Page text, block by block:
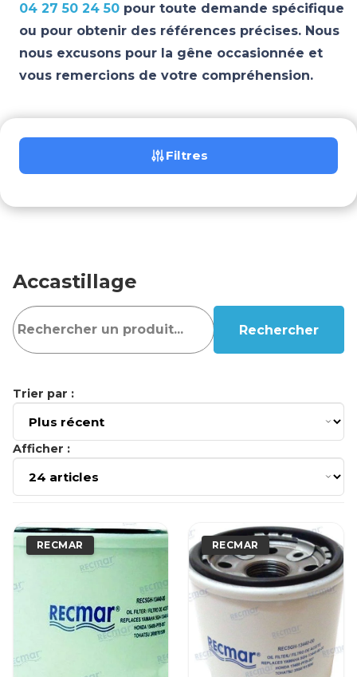
04 27 50 24 50 pour toute demande spécifique
ou pour obtenir des références précises. Nous
nous excusons pour la gêne occasionnée et
vous remercions de votre compréhension.
Filtres
Accastillage
Rechercher
Trier par :
Afficher :
RECMAR RECMAR